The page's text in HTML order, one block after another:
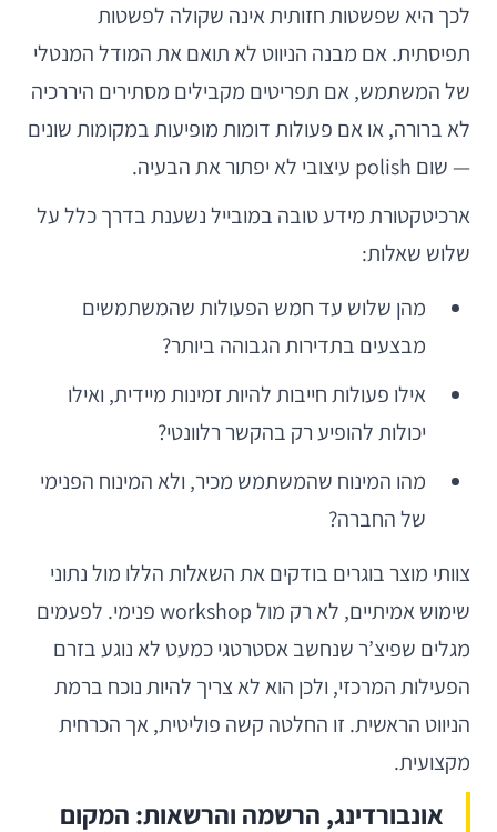
לכך היא שפשטות חזותית אינה שקולה לפשטות
תפיסתית. אם מבנה הניווט לא תואם את המודל המנטלי
של המשתמש, אם תפריטים מקבילים מסתירים היררכיה
לא ברורה, או אם פעולות דומות מופיעות במקומות שונים
— שום polish עיצובי לא יפתור את הבעיה.
ארכיטקטורת מידע טובה במובייל נשענת בדרך כלל על
שלוש שאלות:
מהן שלוש עד חמש הפעולות שהמשתמשים
מבצעים בתדירות הגבוהה ביותר?
אילו פעולות חייבות להיות זמינות מיידית, ואילו
יכולות להופיע רק בהקשר רלוונטי?
מהו המינוח שהמשתמש מכיר, ולא המינוח הפנימי
של החברה?
צוותי מוצר בוגרים בודקים את השאלות הללו מול נתוני
שימוש אמיתיים, לא רק מול workshop פנימי. לפעמים
מגלים שפיצ’ר שנחשב אסטרטגי כמעט לא נוגע בזרם
הפעילות המרכזי, ולכן הוא לא צריך להיות נוכח ברמת
הניווט הראשית. זו החלטה קשה פוליטית, אך הכרחית
מקצועית.
אונבורדינג, הרשמה והרשאות: המקום